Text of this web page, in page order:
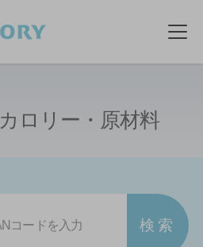
メ
カロリー・原材料